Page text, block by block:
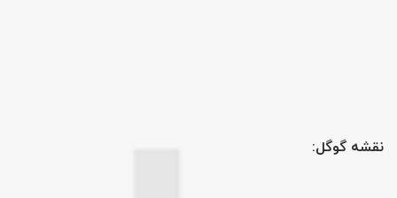
نقشه گوگل: